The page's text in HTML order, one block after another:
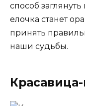
способ
елочка станет
принять
наши судьбы.